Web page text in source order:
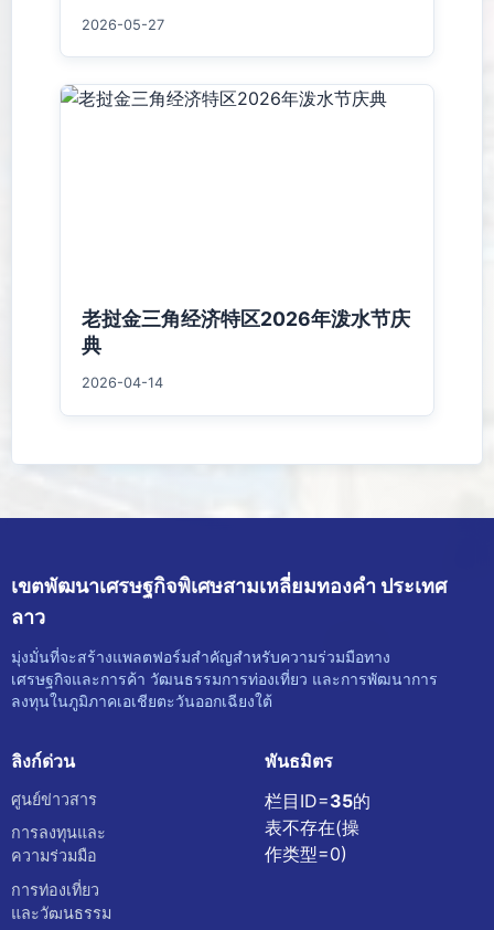
2026-05-27
老挝金三角经济特区2026年泼水节庆
典
2026-04-14
เขตพัฒนาเศรษฐกิจพิเศษสามเหลี่ยมทองคำ ประเทศ
ลาว
มุ่งมั่นที่จะสร้างแพลตฟอร์มสำคัญสำหรับความร่วมมือทาง
เศรษฐกิจและการค้า วัฒนธรรมการท่องเที่ยว และการพัฒนาการ
ลงทุนในภูมิภาคเอเชียตะวันออกเฉียงใต้
ลิงก์ด่วน
ศูนย์ข่าวสาร
การลงทุนและ
ความร่วมมือ
การท่องเที่ยว
และวัฒนธรรม
พันธมิตร
栏目ID=35的
表不存在(操
作类型=0)